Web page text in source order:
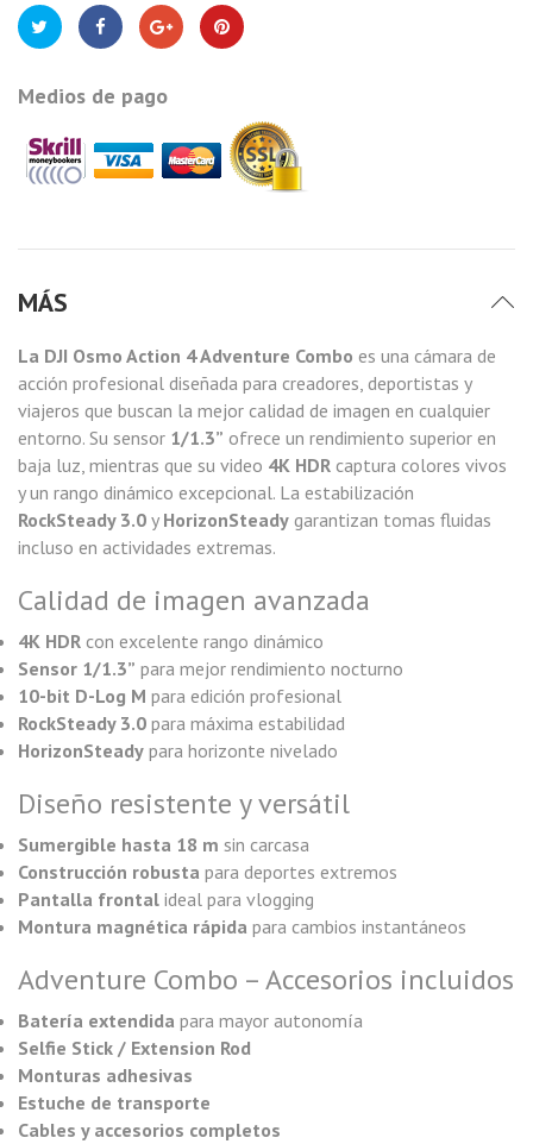
Medios de pago
MÁS
La DJI Osmo Action 4 Adventure Combo es una cámara de
acción profesional diseñada para creadores, deportistas y
viajeros que buscan la mejor calidad de imagen en cualquier
entorno. Su sensor 1/1.3” ofrece un rendimiento superior en
baja luz, mientras que su video 4K HDR captura colores vivos
y un rango dinámico excepcional. La estabilización
RockSteady 3.0 y HorizonSteady garantizan tomas fluidas
incluso en actividades extremas.
Calidad de imagen avanzada
4K HDR con excelente rango dinámico
Sensor 1/1.3” para mejor rendimiento nocturno
10-bit D-Log M para edición profesional
RockSteady 3.0 para máxima estabilidad
HorizonSteady para horizonte nivelado
Diseño resistente y versátil
Sumergible hasta 18 m sin carcasa
Construcción robusta para deportes extremos
Pantalla frontal ideal para vlogging
Montura magnética rápida para cambios instantáneos
Adventure Combo – Accesorios incluidos
Batería extendida para mayor autonomía
Selfie Stick / Extension Rod
Monturas adhesivas
Estuche de transporte
Cables y accesorios completos